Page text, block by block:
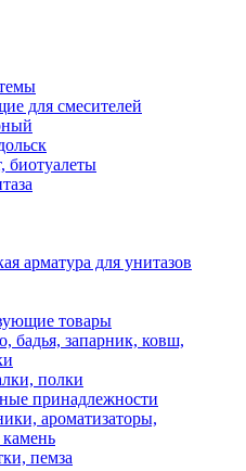
для смесителей
биотуалеты
арматура для унитазов
товары
бадья, запарник, ковш,
полки
принадлежности
ароматизаторы,
пемза